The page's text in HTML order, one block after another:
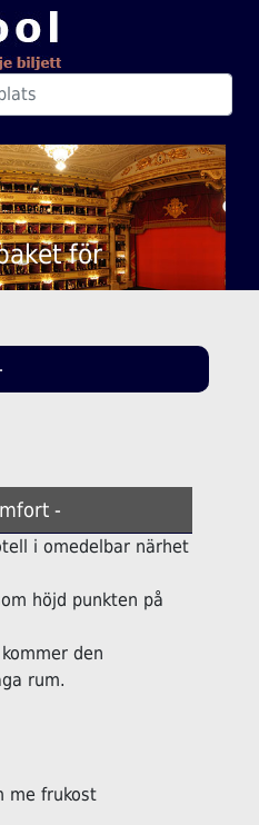
för
-
i omedelbar närhet
höjd punkten på
den
rum.
me frukost